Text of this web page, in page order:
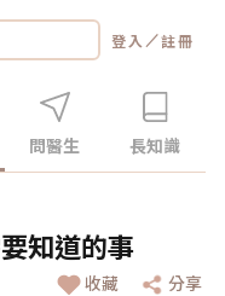
登入 ／註冊
問醫生 長知識
知道的事
收藏 分享